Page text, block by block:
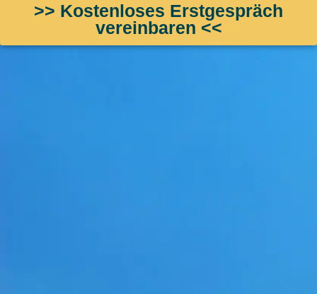
>> Kostenloses Erstgespräch
vereinbaren <<